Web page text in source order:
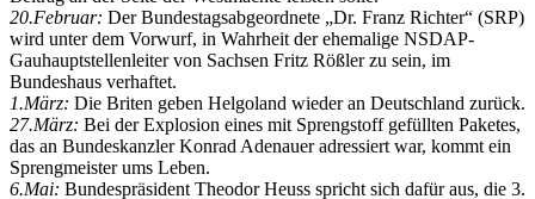
20.Februar: Der Bundestagsabgeordnete Dr. Franz Richter
(SRP)
wird unter dem Vorwurf, in Wahrheit der ehemalige NSDAP-
Gauhauptstellenleiter von Sachsen Fritz Rößler zu sein, im
Bundeshaus verhaftet.
1.März: Die Briten geben Helgoland wieder an Deutschland zurück.
27.März: Bei der Explosion eines mit Sprengstoff gefüllten Paketes,
das an Bundeskanzler Konrad Adenauer adressiert war, kommt ein
Sprengmeister ums Leben.
6.Mai: Bundespräsident Theodor Heuss spricht sich dafür aus, die 3.